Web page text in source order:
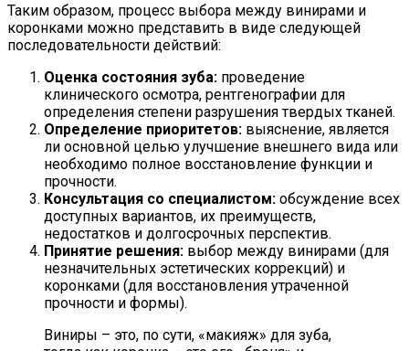
Таким образом, процесс выбора между винирами и
коронками можно представить в виде следующей
последовательности действий:
Оценка состояния зуба: проведение
клинического осмотра, рентгенографии для
определения степени разрушения твердых тканей.
Определение приоритетов: выяснение, является
ли основной целью улучшение внешнего вида или
необходимо полное восстановление функции и
прочности.
Консультация со специалистом: обсуждение всех
доступных вариантов, их преимуществ,
недостатков и долгосрочных перспектив.
Принятие решения: выбор между винирами (для
незначительных эстетических коррекций) и
коронками (для восстановления утраченной
прочности и формы).
Виниры – это, по сути, «макияж» для зуба,